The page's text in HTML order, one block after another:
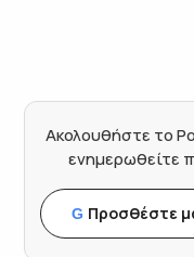
Ακολουθήστε το
ενημερωθείτε
G Προσθέστε